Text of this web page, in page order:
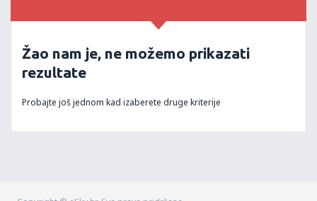
Žao nam je, ne možemo prikazati
rezultate
Probajte još jednom kad izaberete druge kriterije